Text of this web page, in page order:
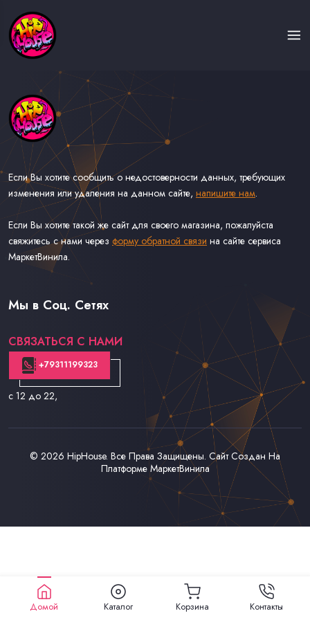
Если Вы хотите сообщить о недостоверности данных, требующих
изменения или удаления на данном сайте, напишите нам.
Если Вы хотите такой же сайт для своего магазина, пожалуйста
свяжитесь с нами через форму обратной связи на сайте сервиса
МаркетВинила.
Каталог Музыки на Виниле В Наличии
Доставка и Оплата
Мы в Соц. Сетях
СВЯЗАТЬСЯ С НАМИ
+79311199323
с 12 до 22,
© 2026 HipHouse. Все Права Защищены. Сайт Создан На
Платформе МаркетВинила
Домой Каталог Корзина Контакты